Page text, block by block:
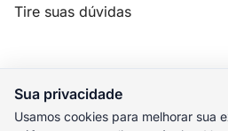
Tire suas dúvidas
© 2026 MauroSPBR Games.
Sua privacidade
Usamos cookies para melhorar sua